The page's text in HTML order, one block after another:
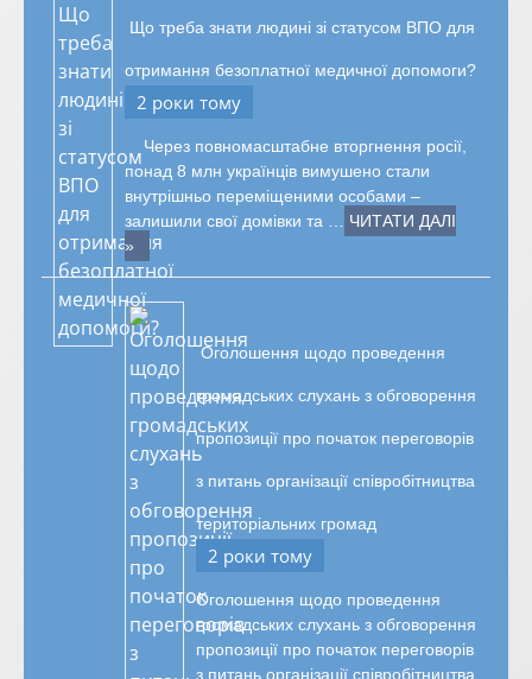
Що треба знати людині зі статусом ВПО для
отримання безоплатної медичної допомоги?
2 роки тому
Через повномасштабне вторгнення росії,
понад 8 млн українців вимушено стали
внутрішньо переміщеними особами –
залишили свої домівки та …
ЧИТАТИ ДАЛІ
»
Оголошення щодо проведення
громадських слухань з обговорення
пропозиції про початок переговорів
з питань організації співробітництва
територіальних громад
2 роки тому
Оголошення щодо проведення
громадських слухань з обговорення
пропозиції про початок переговорів
з питань організації співробітництва